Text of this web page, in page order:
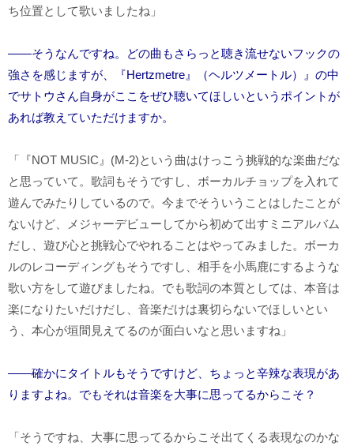
ち位置として歌いましたね」
――そうなんですね。どの曲もさらっと聴き流せないフックの
強さを感じますが、『Hertzmetre』（ヘルツメートル）』の中
でサトウさん自身がここをぜひ聴いてほしいというポイントが
あれば教えていただけますか。
「『NOT MUSIC』(M-2)という曲はけっこう挑戦的な楽曲だな
と思っていて。歌詞もそうですし、ボーカルチョップを入れて
遊んでみたりしているので。今までそういうことはしたことが
ないけど、メジャーデビューしてから初めて出すミニアルバム
だし、遊び心と挑戦心でやれることはやってみました。ボーカ
ルのレコーディングもそうですし、相手を小馬鹿にするような
歌い方をして遊びましたね。でも歌詞の本質としては、本音は
楽になりたいだけだし、音楽だけは裏切らないでほしいとい
う、本心が垣間見えてるのが面白いなと思いますね」
――確かにタイトルもそうですけど、ちょっと辛辣な表現があ
りますよね。でもそれは音楽を大事に思ってるからこそ？
「そうですね、大事に思ってるからこそ出てくる表現なのかな